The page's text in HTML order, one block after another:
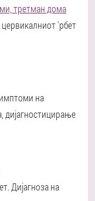
третман дома
'рбет
на
дијагностицирање
Дијагноза на